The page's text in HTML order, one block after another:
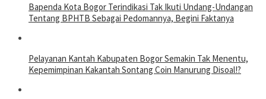
Bapenda Kota Bogor Terindikasi Tak Ikuti Undang-Undangan
Tentang BPHTB Sebagai Pedomannya, Begini Faktanya
Pelayanan Kantah Kabupaten Bogor Semakin Tak Menentu,
Kepemimpinan Kakantah Sontang Coin Manurung Disoal!?